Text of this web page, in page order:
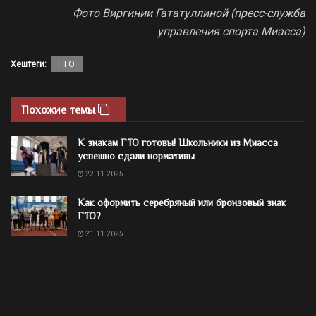
Фото Виргинии Гататуллиной (пресс-служба
управления спорта Миасса)
Хештеги: ГТО
Похожие темы
К знакам ГТО готовы! Школьники из Миасса
успешно сдали нормативы
22.11.2025
Как оформить серебряный или бронзовый знак
ГТО?
21.11.2025